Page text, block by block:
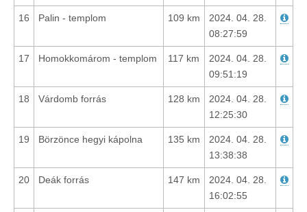
16 Palin - templom 109 km
2024. 04. 28.
08:27:59
17 Homokkomárom - templom 117 km
2024. 04. 28.
09:51:19
18 Várdomb forrás 128 km
2024. 04. 28.
12:25:30
19 Börzönce hegyi kápolna 135 km
2024. 04. 28.
13:38:38
20 Deák forrás 147 km
2024. 04. 28.
16:02:55